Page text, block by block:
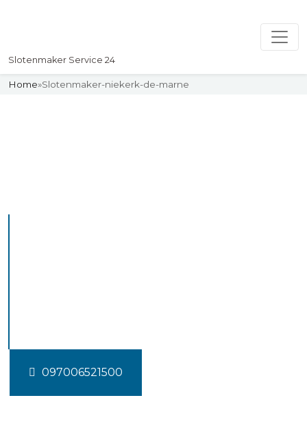
Slotenmaker Service 24
Home»Slotenmaker-niekerk-de-marne
097006521500